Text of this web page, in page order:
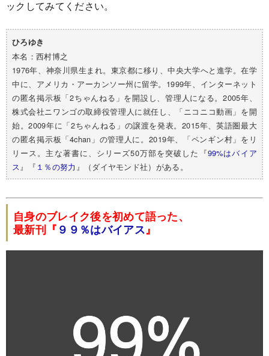
ックしてみてください。
ひろゆき
本名：西村博之
1976年、神奈川県生まれ。東京都に移り、中央大学へと進学。在学
中に、アメリカ・アーカンソー州に留学。1999年、インターネット
の匿名掲示板「2ちゃんねる」を開設し、管理人になる。2005年、
株式会社ニワンゴの取締役管理人に就任し、「ニコニコ動画」を開
始。2009年に「2ちゃんねる」の譲渡を発表。2015年、英語圏最大
の匿名掲示板「4chan」の管理人に。2019年、「ペンギン村」をリ
リース。主な著書に、シリーズ50万部を突破した『99%はバイア
ス』『 １％の努力 』（ダイヤモンド社）がある。
自身のブレイク後を初めて語った、
最新刊『９９％はバイアス』